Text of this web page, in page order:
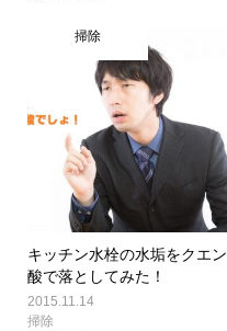
掃除
キッチン水栓の水垢をクエン
酸で落としてみた！
2015.11.14
掃除